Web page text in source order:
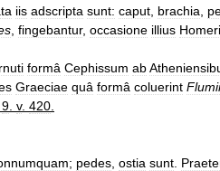
iis adscripta sunt: caput brachia
fingebantur, occasione illius
formâ Cephissum ab
Graeciae quâ formâ coluerint
9 v. 420
; pedes ostia sunt